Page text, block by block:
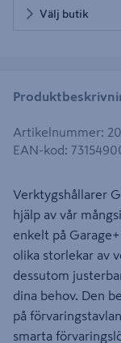
Välj butik
Artikelnummer:
EAN-kod:
Verktygshållarer
hjälp av vår
enkelt på
olika storlekar av
dessutom
dina behov. Den
på
smarta